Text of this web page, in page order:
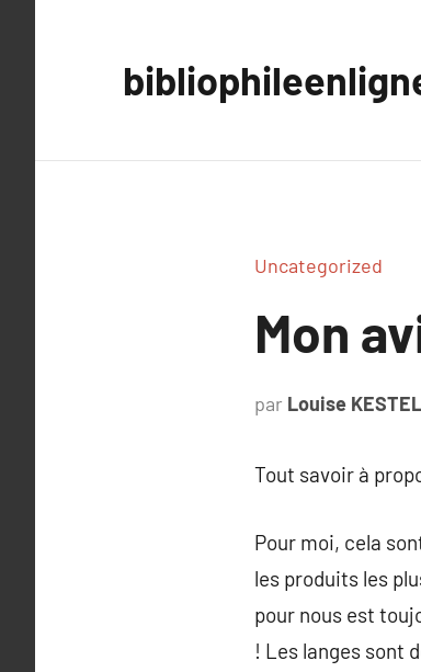
Uncategorized
Mon
par Louise KESTEL
Tout savoir à
Pour moi, cela
les produits les
pour nous est
! Les langes sont